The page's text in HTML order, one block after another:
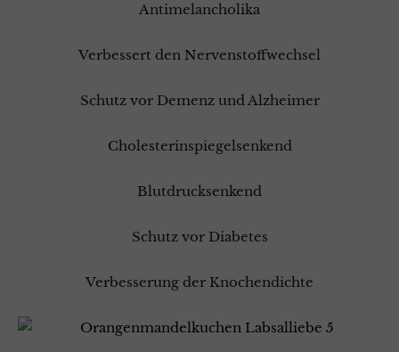
Antimelancholika
Verbessert den Nervenstoffwechsel
Schutz vor Demenz und Alzheimer
Cholesterinspiegelsenkend
Blutdrucksenkend
Schutz vor Diabetes
Verbesserung der Knochendichte